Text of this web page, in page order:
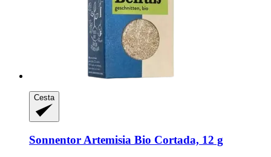
Cesta
Sonnentor Artemisia Bio Cortada, 12 g